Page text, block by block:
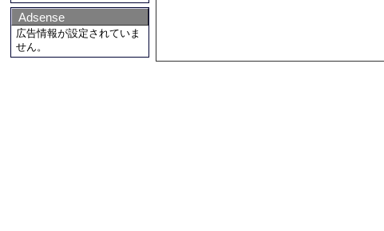
Adsense
広告情報が設定されていま
せん。